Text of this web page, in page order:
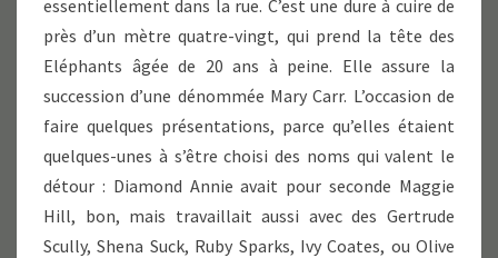
essentiellement dans la rue. C’est une dure à cuire de
près d’un mètre quatre-vingt, qui prend la tête des
Eléphants âgée de 20 ans à peine. Elle assure la
succession d’une dénommée Mary Carr. L’occasion de
faire quelques présentations, parce qu’elles étaient
quelques-unes à s’être choisi des noms qui valent le
détour : Diamond Annie avait pour seconde Maggie
Hill, bon, mais travaillait aussi avec des Gertrude
Scully, Shena Suck, Ruby Sparks, Ivy Coates, ou Olive